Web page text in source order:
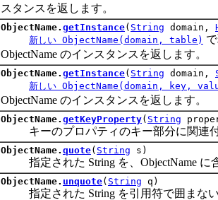
スタンスを返します。
ObjectName. getInstance( String domain,
新しい ObjectName(domain, table)
ObjectName のインスタンスを返します。
ObjectName. getInstance( String domain,
新しい ObjectName(domain, key,
ObjectName のインスタンスを返します。
ObjectName. getKeyProperty( String
キーのプロパティのキー部分に関連付
ObjectName. quote( String s)
指定された String を、ObjectName に
ObjectName. unquote( String q)
指定された String を引用符で囲まない